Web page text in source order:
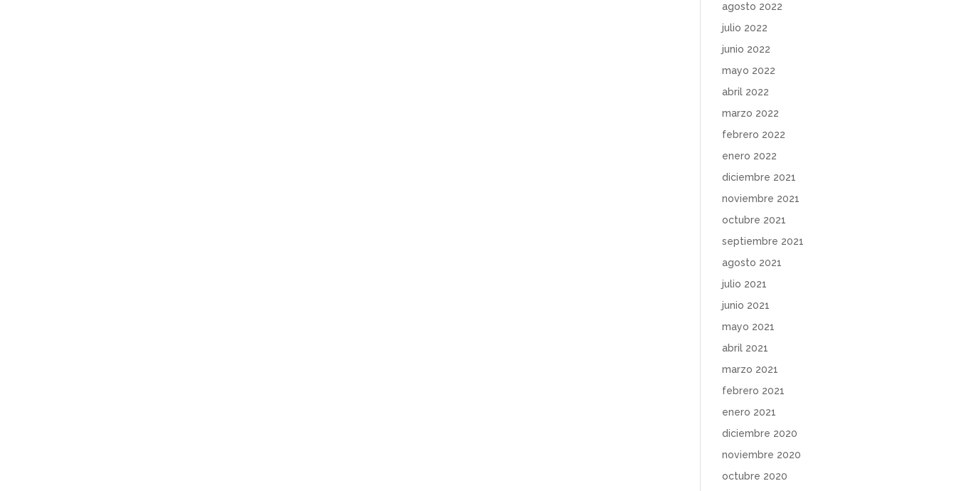
agosto 2022
julio 2022
junio 2022
mayo 2022
abril 2022
marzo 2022
febrero 2022
enero 2022
diciembre 2021
noviembre 2021
octubre 2021
septiembre 2021
agosto 2021
julio 2021
junio 2021
mayo 2021
abril 2021
marzo 2021
febrero 2021
enero 2021
diciembre 2020
noviembre 2020
octubre 2020